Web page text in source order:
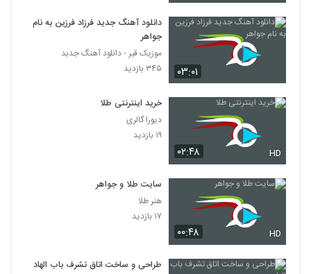
۰۳:۰۱
دانلود آهنگ جدید فرزاد فرزین به نام
جواهر
موزیک قیر - دانلود آهنگ جدبد
۳۴۵ بازدید
۰۲:۴۸ HD
خرید اینترنتی طلا
دیورا گالری
۱۹ بازدید
۰۰:۴۸ HD
سایت طلا و جواهر
هنر طلا
۱۷ بازدید
طراحی و ساخت اتاق تشرف باب الهادی